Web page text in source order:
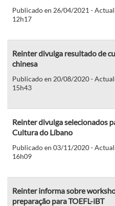
Publicado en 26/04/2021 -
12h17
Reinter divulga resultado de
chinesa
Publicado en 20/08/2020 -
15h43
Reinter divulga selecionados
Cultura do Líbano
Publicado en 03/11/2020 -
16h09
Reinter informa sobre
preparação para TOEFL-iBT